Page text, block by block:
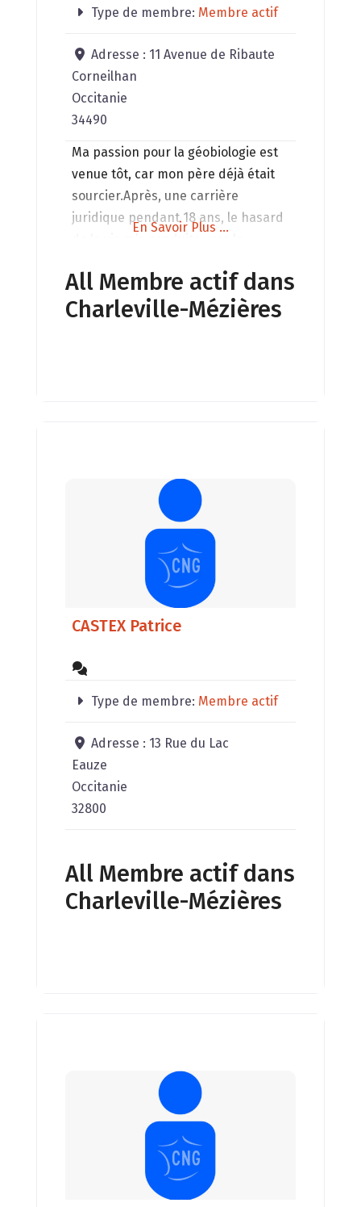
Type de membre: Membre actif
Adresse : 11 Avenue de Ribaute
Corneilhan
Occitanie
34490
Ma passion pour la géobiologie est
venue tôt, car mon père déjà était
sourcier.Après, une carrière
juridique pendant 18 ans, le hasard
traditionnel Et ,voici maintenant 14
ans que je consulte un peu partout,
En Savoir Plus ...
All Membre actif dans
Charleville-Mézières
CASTEX Patrice
Type de membre: Membre actif
Adresse : 13 Rue du Lac
Eauze
Occitanie
32800
All Membre actif dans
Charleville-Mézières